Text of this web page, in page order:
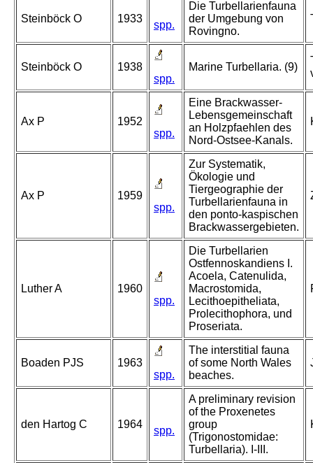
Steinböck O 1933
spp.
Die Turbellarienfauna
der Umgebung von
Rovingno.
Steinböck O
1938
spp.
Marine Turbellaria. (9)
Ax P
1952
spp.
Eine Brackwasser-
Lebensgemeinschaft
an Holzpfaehlen des
Nord-Ostsee-Kanals.
Ax P
1959
spp.
Zur Systematik,
Ökologie und
Tiergeographie der
Turbellarienfauna in
den ponto-kaspischen
Brackwassergebieten.
Luther A
1960
spp.
Die Turbellarien
Ostfennoskandiens I.
Acoela, Catenulida,
Macrostomida,
Lecithoepitheliata,
Prolecithophora, und
Proseriata.
Boaden PJS
1963
spp.
The interstitial fauna
of some North Wales
beaches.
den Hartog C 1964
spp.
A preliminary revision
of the Proxenetes
group
(Trigonostomidae:
Turbellaria). I-III.